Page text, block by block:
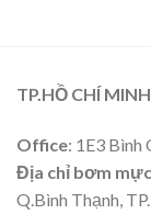
TP.HỒ CHÍ MINH
Office: 1E3 Bình
Địa chỉ bơm
Q.Bình Thạnh,